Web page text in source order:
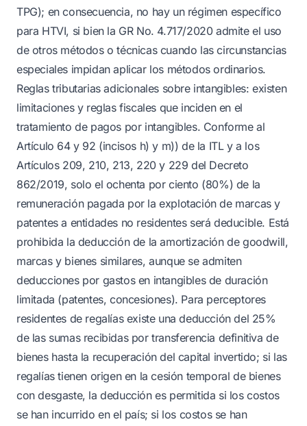
TPG); en consecuencia, no hay un régimen específico
para HTVI, si bien la GR No. 4.717/2020 admite el uso
de otros métodos o técnicas cuando las circunstancias
especiales impidan aplicar los métodos ordinarios.
Reglas tributarias adicionales sobre intangibles: existen
limitaciones y reglas fiscales que inciden en el
tratamiento de pagos por intangibles. Conforme al
Artículo 64 y 92 (incisos h) y m)) de la ITL y a los
Artículos 209, 210, 213, 220 y 229 del Decreto
862/2019, solo el ochenta por ciento (80%) de la
remuneración pagada por la explotación de marcas y
patentes a entidades no residentes será deducible. Está
prohibida la deducción de la amortización de goodwill,
marcas y bienes similares, aunque se admiten
deducciones por gastos en intangibles de duración
limitada (patentes, concesiones). Para perceptores
residentes de regalías existe una deducción del 25%
de las sumas recibidas por transferencia definitiva de
bienes hasta la recuperación del capital invertido; si las
regalías tienen origen en la cesión temporal de bienes
con desgaste, la deducción es permitida si los costos
se han incurrido en el país; si los costos se han